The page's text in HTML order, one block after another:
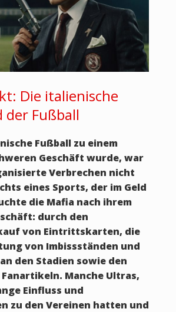
Die italienische
der Fußball
Fußball zu einem
Geschäft wurde, war
Verbrechen nicht
eines Sports, der im Geld
die Mafia nach ihrem
durch den
von Eintrittskarten, die
von Imbissständen und
den Stadien sowie den
Manche Ultras,
Einfluss und
zu den Vereinen hatten und